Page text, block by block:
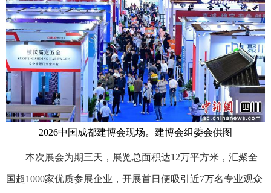
2026中国成都建博会现场。建博会组委会供图
本次展会为期三天，展览总面积达12万平方米，汇聚全
国超1000家优质参展企业，开展首日便吸引近7万名专业观众